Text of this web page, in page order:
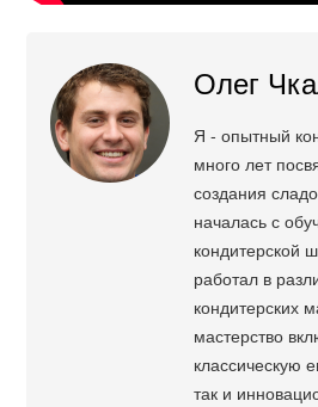
Олег
Я - опытный
много лет
создания
началась с
кондитерской
работал в
кондитерских
мастерство
классическую
так и